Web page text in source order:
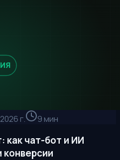
г. 9 мин
как чат-бот и ИИ